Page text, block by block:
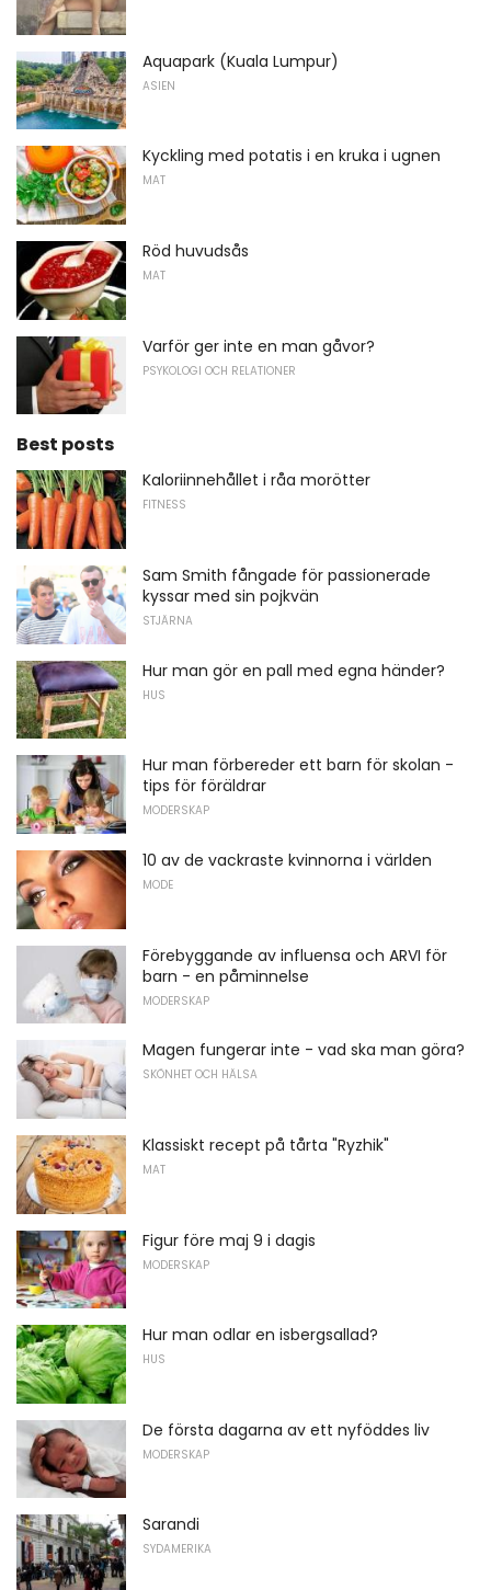
Aquapark (Kuala Lumpur)
ASIEN
Kyckling med potatis i en kruka i ugnen
MAT
Röd huvudsås
MAT
Varför ger inte en man gåvor?
PSYKOLOGI OCH RELATIONER
Best posts
Kaloriinnehållet i råa morötter
FITNESS
Sam Smith fångade för passionerade
kyssar med sin pojkvän
STJÄRNA
Hur man gör en pall med egna händer?
HUS
Hur man förbereder ett barn för skolan -
tips för föräldrar
MODERSKAP
10 av de vackraste kvinnorna i världen
MODE
Förebyggande av influensa och ARVI för
barn - en påminnelse
MODERSKAP
Magen fungerar inte - vad ska man göra?
SKÖNHET OCH HÄLSA
Klassiskt recept på tårta "Ryzhik"
MAT
Figur före maj 9 i dagis
MODERSKAP
Hur man odlar en isbergsallad?
HUS
De första dagarna av ett nyföddes liv
MODERSKAP
Sarandi
SYDAMERIKA